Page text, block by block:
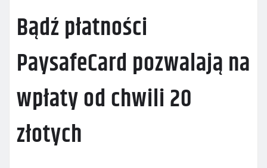
Bądź płatności
PaysafeCard pozwalają na
wpłaty od chwili 20
złotych